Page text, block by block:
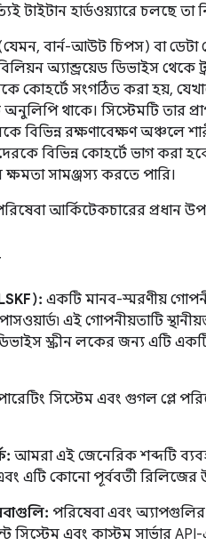
টাইটান হার্ডওয়্যারে চলছে
(যেমন, বার্ন-আউট চিপস) বা ডেটা
অ্যান্ড্রয়েড ডিভাইস
কোহর্টে সংগঠিত করা হয়,
থাকে। সিস্টেমটি তার
বিভিন্ন রক্ষণাবেক্ষণ অঞ্চলে
বিভিন্ন কোহর্টে ভাগ
সামঞ্জস্য করতে পারি।
আর্কিটেকচারের প্রধান
একটি মানব-স্মরণীয়
পাসওয়ার্ড৷ এই গোপনীয়তাটি
স্ক্রীন লকের জন্য এটি
সিস্টেম এবং গুগল প্লে
আমরা এই জেনেরিক শব্দটি
এটি কোনো পূর্ববর্তী রিলিজের
পরিষেবা এবং
সিস্টেম এবং কাস্টম সার্ভার